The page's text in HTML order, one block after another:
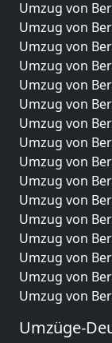
Umzug von
Umzug von
Umzug von
Umzug von
Umzug von
Umzug von
Umzug von
Umzug von
Umzug von
Umzug von
Umzug von
Umzug von
Umzug von
Umzug von
Umzug von
Umzug von
Umzüge-